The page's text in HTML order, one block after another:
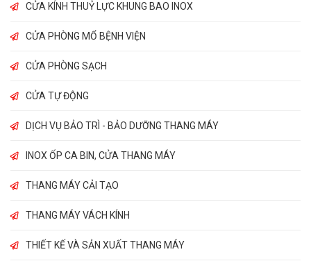
CỬA KÍNH THUỶ LỰC KHUNG BAO INOX
CỬA PHÒNG MỔ BỆNH VIỆN
CỬA PHÒNG SẠCH
CỬA TỰ ĐỘNG
DỊCH VỤ BẢO TRÌ - BẢO DƯỠNG THANG MÁY
INOX ỐP CA BIN, CỬA THANG MÁY
THANG MÁY CẢI TẠO
THANG MÁY VÁCH KÍNH
THIẾT KẾ VÀ SẢN XUẤT THANG MÁY